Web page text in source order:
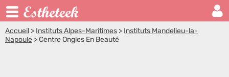
Accueil > Instituts Alpes-Maritimes > Instituts Mandelieu-la-
Napoule >Centre Ongles En Beauté